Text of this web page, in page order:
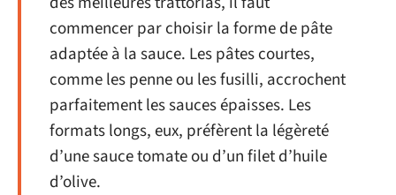
commencer par choisir la forme de pâte
adaptée à la sauce. Les pâtes courtes,
comme les penne ou les fusilli, accrochent
parfaitement les sauces épaisses. Les
formats longs, eux, préfèrent la légèreté
d’une sauce tomate ou d’un filet d’huile
d’olive.